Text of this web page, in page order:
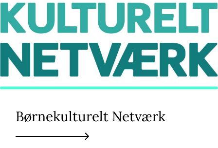
Børnekulturelt Netværk